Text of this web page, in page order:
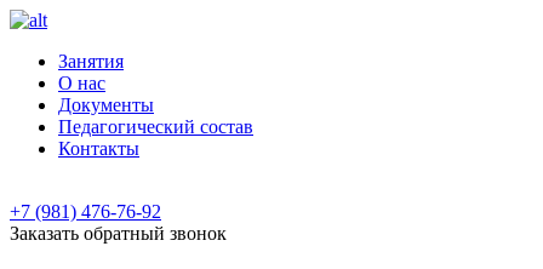
Занятия
О нас
Документы
Педагогический состав
Контакты
+7 (981) 476-76-92
Заказать обратный звонок